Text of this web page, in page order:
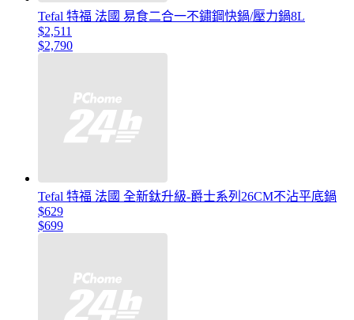
Tefal 特福 法國 易食二合一不鏽鋼快鍋/壓力鍋8L
$2,511
$2,790
Tefal 特福 法國 全新鈦升級-爵士系列26CM不沾平底鍋
$629
$699